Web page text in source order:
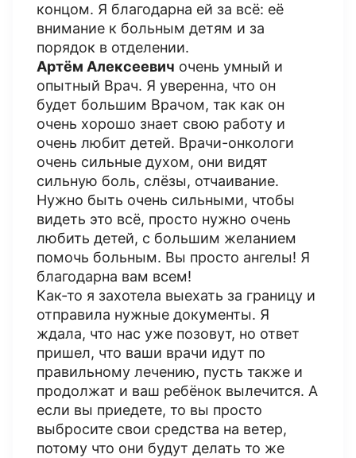
концом. Я благодарна ей за всё: её
внимание к больным детям и за
порядок в отделении.
Артём Алексеевич очень умный и
опытный Врач. Я уверенна, что он
будет большим Врачом, так как он
очень хорошо знает свою работу и
очень любит детей. Врачи-онкологи
очень сильные духом, они видят
сильную боль, слёзы, отчаивание.
Нужно быть очень сильными, чтобы
видеть это всё, просто нужно очень
любить детей, с большим желанием
помочь больным. Вы просто ангелы! Я
благодарна вам всем!
Как-то я захотела выехать за границу и
отправила нужные документы. Я
ждала, что нас уже позовут, но ответ
пришел, что ваши врачи идут по
правильному лечению, пусть также и
продолжат и ваш ребёнок вылечится. А
если вы приедете, то вы просто
выбросите свои средства на ветер,
потому что они будут делать то же